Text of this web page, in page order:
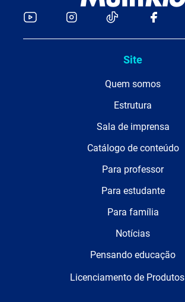
Site
Quem somos
Estrutura
Sala de imprensa
Catálogo de conteúdo
Para professor
Para estudante
Para família
Notícias
Pensando educação
Licenciamento de Produtos